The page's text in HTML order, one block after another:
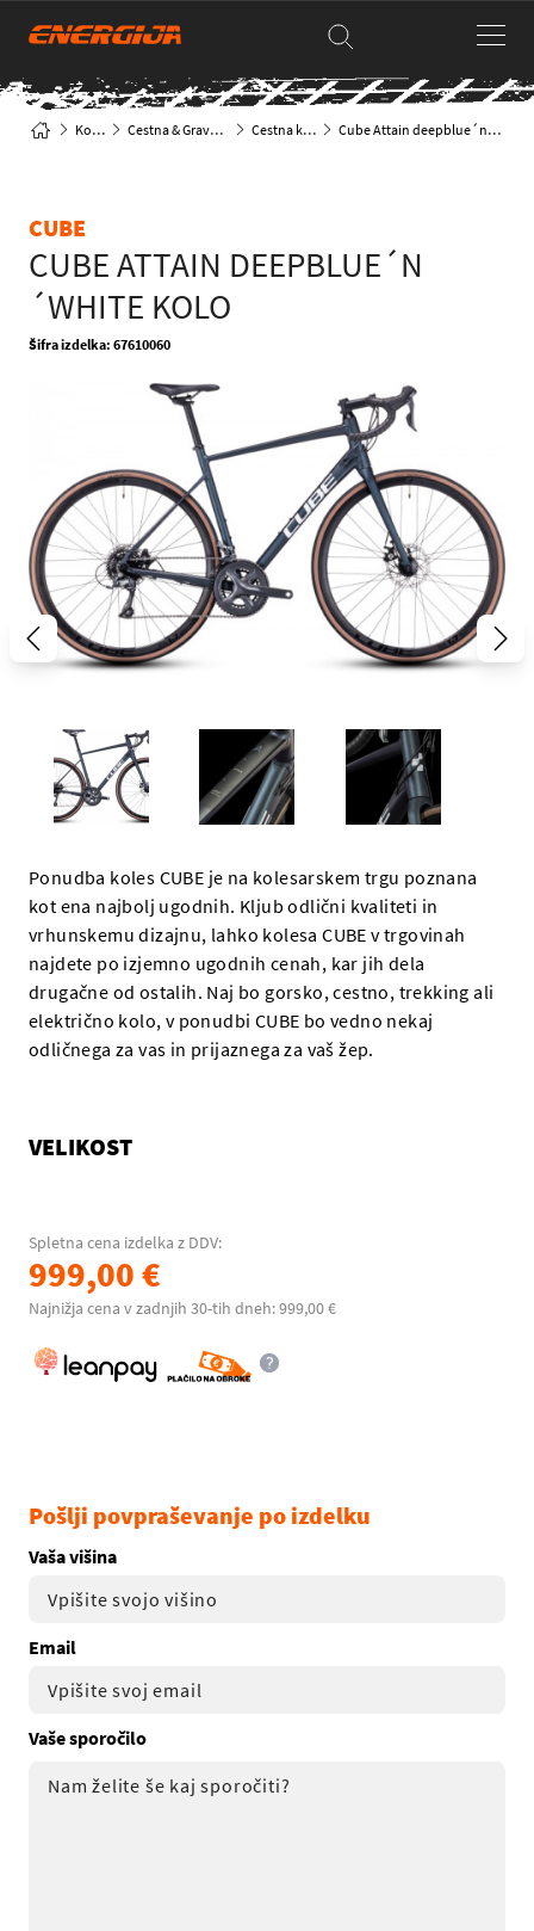
Kolesa Cestna & Gravel kolesa Cestna klasika Cube Attain deepblue´n´white kolo
CUBE
CUBE ATTAIN DEEPBLUE´N
´WHITE KOLO
Šifra izdelka: 67610060
Ponudba koles CUBE je na kolesarskem trgu poznana
kot ena najbolj ugodnih. Kljub odlični kvaliteti in
vrhunskemu dizajnu, lahko kolesa CUBE v trgovinah
najdete po izjemno ugodnih cenah, kar jih dela
drugačne od ostalih. Naj bo gorsko, cestno, trekking ali
električno kolo, v ponudbi CUBE bo vedno nekaj
odličnega za vas in prijaznega za vaš žep.
VELIKOST
Spletna cena izdelka z DDV:
999,00 €
Najnižja cena v zadnjih 30-tih dneh: 999,00 €
Pošlji povpraševanje po izdelku
Vaša višina
Email
Vaše sporočilo